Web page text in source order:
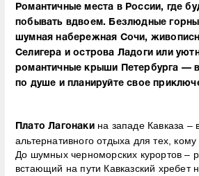
Романтичные места в России, где
побывать вдвоем. Безлюдные
шумная набережная Сочи,
Селигера и острова Ладоги или
романтичные крыши Петербурга —
по душе и планируйте свое
Плато Лагонаки на западе Кавказа –
альтернативного отдыха для тех,
До шумных черноморских курортов –
встающий на пути Кавказский хребет